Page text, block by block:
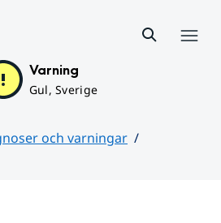
Varning
Gul, Sverige
och varningar